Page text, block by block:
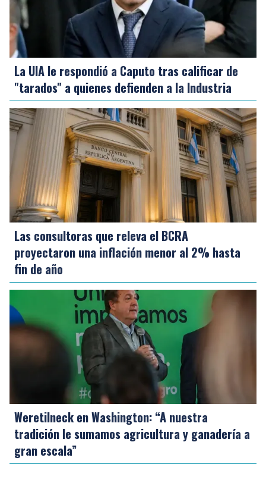
La UIA le respondió a Caputo tras calificar de
"tarados" a quienes defienden a la Industria
Las consultoras que releva el BCRA
proyectaron una inflación menor al 2% hasta
fin de año
Weretilneck en Washington: “A nuestra
tradición le sumamos agricultura y ganadería a
gran escala”